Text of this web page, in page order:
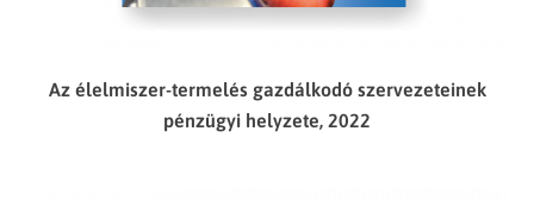
Az élelmiszer-termelés gazdálkodó szervezeteinek
pénzügyi helyzete, 2022